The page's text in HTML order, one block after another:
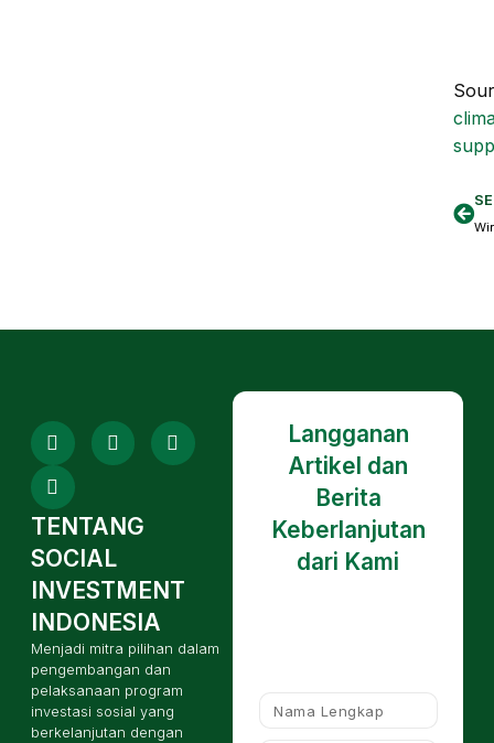
TENTANG
SOCIAL
INVESTMENT
INDONESIA
Menjadi mitra pilihan dalam
pengembangan dan
pelaksanaan program
investasi sosial yang
berkelanjutan dengan
Langganan
Artikel dan
Berita
Keberlanjutan
dari Kami